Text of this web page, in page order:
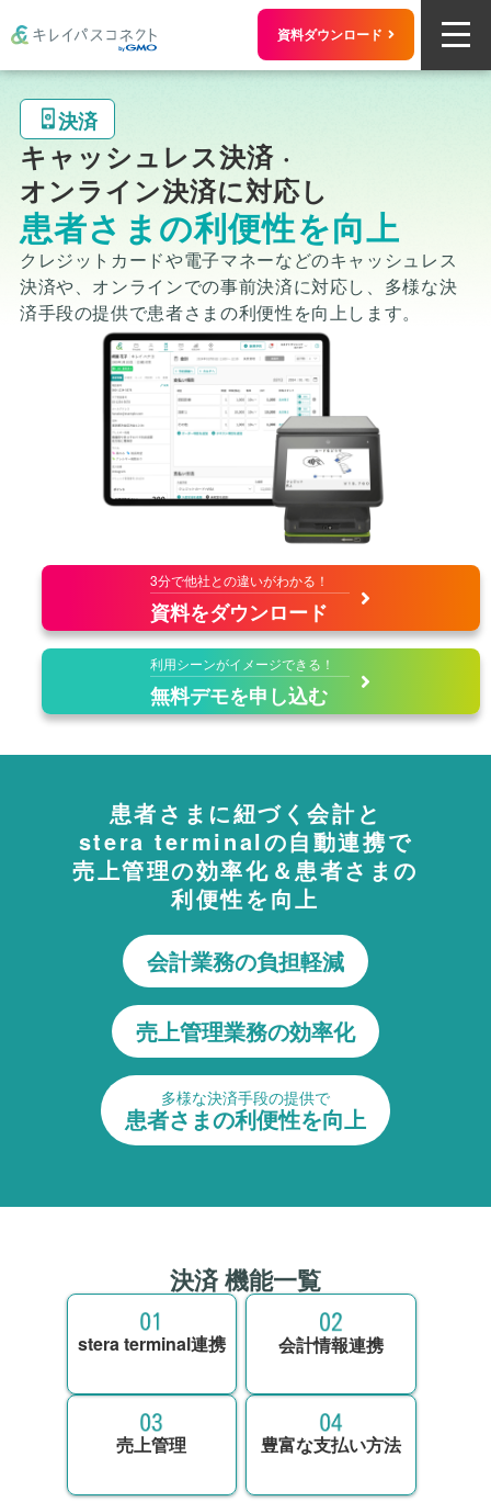
資料ダウンロード
決済
キャッシュレス決済 ·
オンライン決済に対応し
患者さまの利便性を向上
クレジットカードや電子マネーなどのキャッシュレス
決済や、 オンラインでの事前決済に対応し、多様な決
済手段の提供で患者さまの利便性を向上します。
3分で他社との違いがわかる！
資料をダウンロード
利用シーンがイメージできる！
無料デモを申し込む
患者さまに紐づく会計と
stera terminalの自動連携で
売上管理の効率化＆患者さまの
利便性を向上
会計業務の負担軽減
売上管理業務の効率化
多様な決済手段の提供で
患者さまの利便性を向上
決済 機能一覧
stera terminal連携 会計情報連携
売上管理 豊富な支払い方法